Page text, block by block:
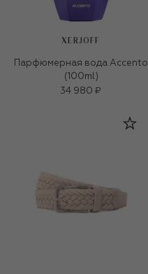
XERJOFF
Парфюмерная вода Accento
(100ml)
34 980 ₽